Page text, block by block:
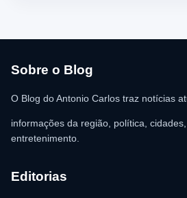
para as providências legais.
Sobre o Blog
O Blog do Antonio Carlos traz notícias
informações da região, política,
entretenimento.
Editorias